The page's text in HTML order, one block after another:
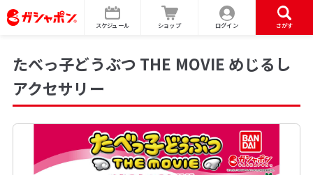
スケジュール ショップ ログイン さがす
たべっ子どうぶつ THE MOVIE めじるし
アクセサリー